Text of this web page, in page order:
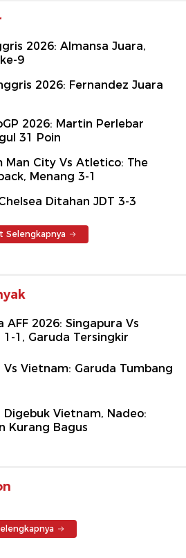
2026: Almansa Juara,
9
2026: Fernandez Juara
2026: Martin Perlebar
31 Poin
Man City Vs Atletico: The
Menang 3-1
Ditahan JDT 3-3
Selengkapnya
AFF 2026: Singapura Vs
1-1, Garuda Tersingkir
Vs Vietnam: Garuda Tumbang
Digebuk Vietnam, Nadeo:
Kurang Bagus